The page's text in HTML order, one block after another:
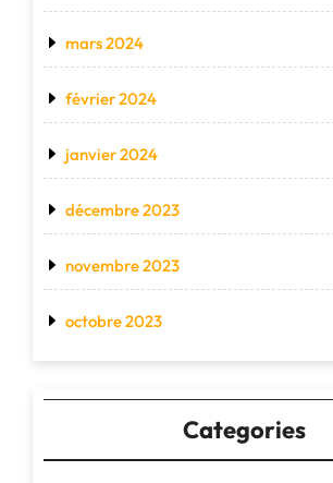
mars 2024
février 2024
janvier 2024
décembre 2023
novembre 2023
octobre 2023
Categories